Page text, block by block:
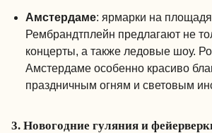
Амстердаме: ярмарки на
Рембрандтплейн предлагают не
концерты, а также ледовые шоу.
Амстердаме особенно красиво
праздничным огням и световым
3. Новогодние гуляния и